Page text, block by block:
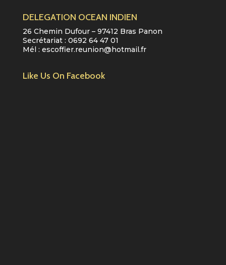
DELEGATION OCEAN INDIEN
26 Chemin Dufour – 97412 Bras Panon
Secrétariat : 0692 64 47 01
Mél : escoffier.reunion@hotmail.fr
Like Us On Facebook